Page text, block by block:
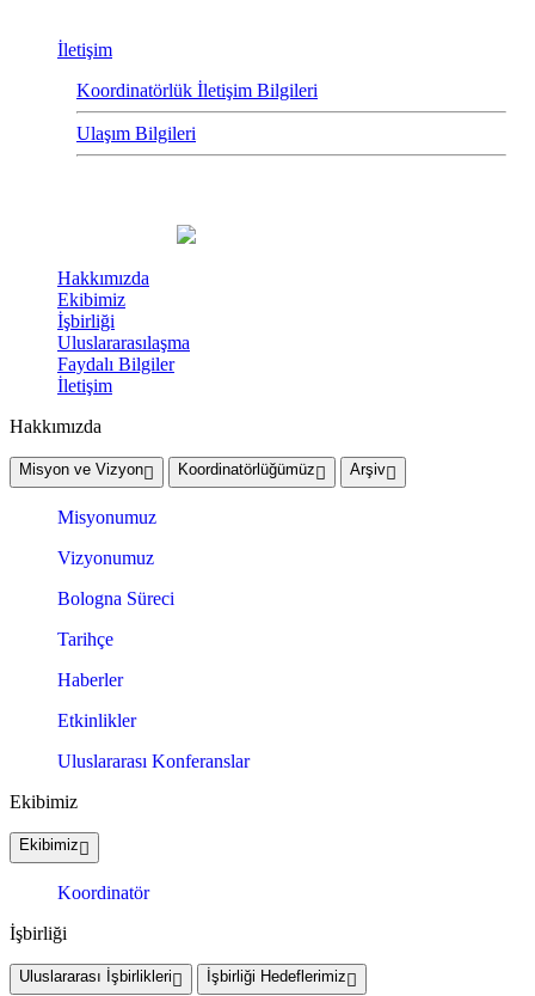
İletişim
Koordinatörlük İletişim Bilgileri
Ulaşım Bilgileri
Hakkımızda
Ekibimiz
İşbirliği
Uluslararasılaşma
Faydalı Bilgiler
İletişim
Hakkımızda
Misyon ve Vizyon Koordinatörlüğümüz Arşiv
Misyonumuz
Vizyonumuz
Bologna Süreci
Tarihçe
Haberler
Etkinlikler
Uluslararası Konferanslar
Ekibimiz
Ekibimiz
Koordinatör
İşbirliği
Uluslararası İşbirlikleri İşbirliği Hedeflerimiz